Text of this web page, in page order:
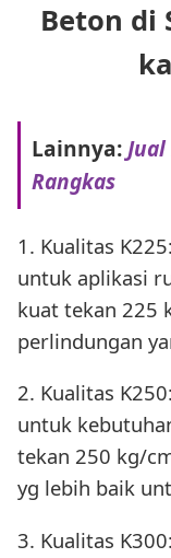
Beton di
Lainnya:
Rangkas
1. Kualitas
untuk aplikasi
kuat tekan 225
perlindungan
2. Kualitas
untuk
tekan 250 kg/
yg lebih baik
3. Kualitas